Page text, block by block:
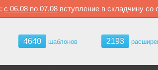
с 06.08 по 07.08 вступление в складчину со
4640 шаблонов 2193